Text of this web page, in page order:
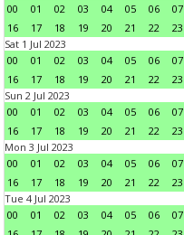
00
01 02 03 04 05 06 07
16
17 18 19 20 21 22
23
Sat 1 Jul 2023
00
01 02 03 04 05 06 07
16
17 18 19 20 21 22
23
Sun 2 Jul 2023
00
01 02 03 04 05 06 07
16
17 18 19 20 21 22
23
Mon 3 Jul 2023
00
01 02 03 04 05 06 07
16
17 18 19 20 21 22
23
Tue 4 Jul 2023
00
01 02 03 04 05 06 07